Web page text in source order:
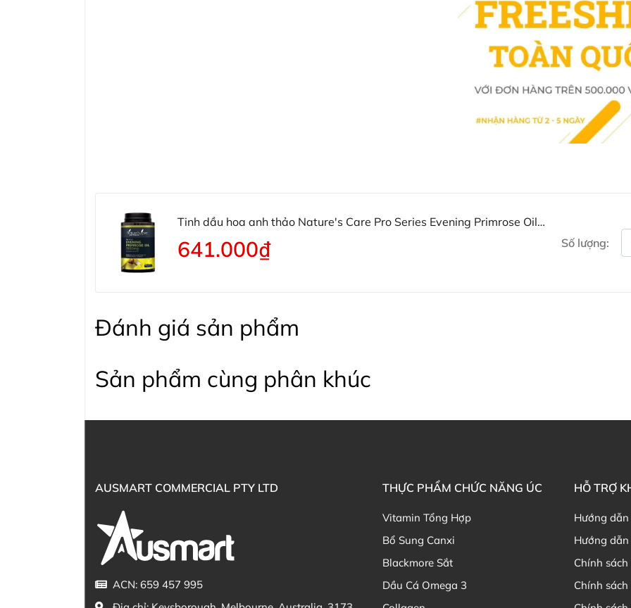
Điện thoại liên hệ đặt hàng:
Thạc sĩ Điều dưỡng & Cố vấn
Tinh dầu hoa anh thảo Nature's Care Pro Series Evening Primrose Oil
641.000₫ Số lượng:
Đánh giá sản phẩm
Sản phẩm cùng phân khúc
AUSMART COMMERCIAL PTY LTD
ACN: 659 457 995
THỰC PHẨM CHỨC NĂNG ÚC
Vitamin Tổng Hợp
Bổ Sung Canxi
Blackmore Sắt
Dầu Cá Omega 3
HỖ TRỢ
Hướng
Hướng
Chính
Chính